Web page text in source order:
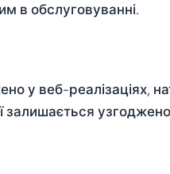
в обслуговуванні.
у веб-реалізаціях,
залишається